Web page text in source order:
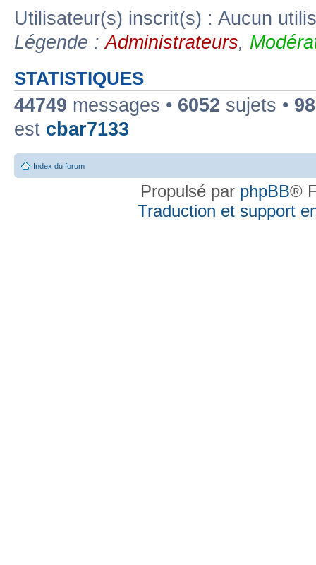
Utilisateur(s) inscrit(s) : Aucun
Légende :Administrateurs,
STATISTIQUES
44749 messages • 6052 sujets •
est cbar7133
Index du forum
Propulsé par phpBB®
Traduction et support